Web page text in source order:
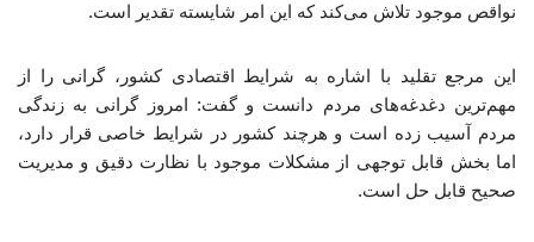
نواقص موجود تلاش می‌کند که این امر شایسته تقدیر است.
این مرجع تقلید با اشاره به شرایط اقتصادی کشور، گرانی را از
مهم‌ترین دغدغه‌های مردم دانست و گفت: امروز گرانی به زندگی
مردم آسیب زده است و هرچند کشور در شرایط خاصی قرار دارد،
اما بخش قابل توجهی از مشکلات موجود با نظارت دقیق و مدیریت
صحیح قابل حل است.